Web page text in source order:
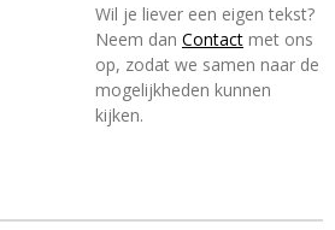
Wil je liever een eigen tekst?
Neem dan Contact met ons
op, zodat we samen naar de
mogelijkheden kunnen
kijken.